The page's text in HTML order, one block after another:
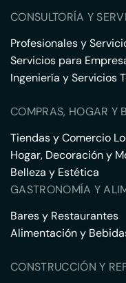
CONSULTORÍA Y
Profesionales y
Servicios para
Ingeniería y Servicios
COMPRAS, HOGAR Y
Tiendas y Comercio
Hogar, Decoración y
Belleza y Estética
GASTRONOMÍA Y
Bares y Restaurantes
Alimentación y
CONSTRUCCIÓN Y